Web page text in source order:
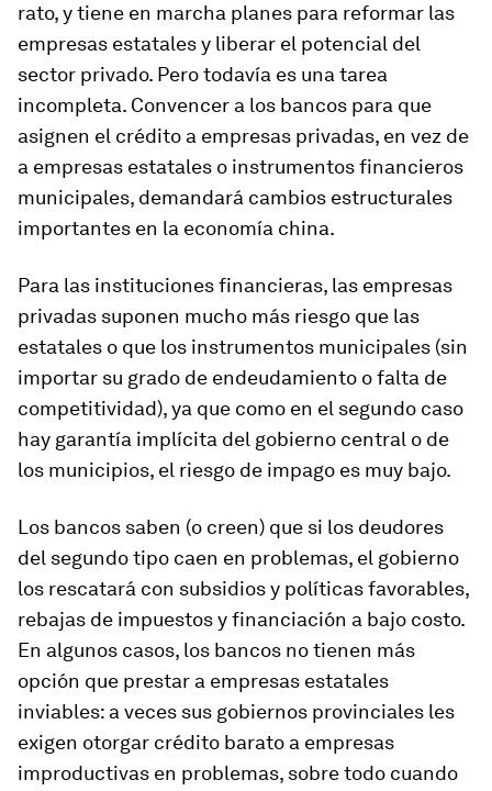
rato, y tiene en marcha planes para reformar las
empresas estatales y liberar el potencial del
sector privado. Pero todavía es una tarea
incompleta. Convencer a los bancos para que
asignen el crédito a empresas privadas, en vez de
a empresas estatales o instrumentos financieros
municipales, demandará cambios estructurales
importantes en la economía china.
Para las instituciones financieras, las empresas
privadas suponen mucho más riesgo que las
estatales o que los instrumentos municipales (sin
importar su grado de endeudamiento o falta de
competitividad), ya que como en el segundo caso
hay garantía implícita del gobierno central o de
los municipios, el riesgo de impago es muy bajo.
Los bancos saben (o creen) que si los deudores
del segundo tipo caen en problemas, el gobierno
los rescatará con subsidios y políticas favorables,
rebajas de impuestos y financiación a bajo costo.
En algunos casos, los bancos no tienen más
opción que prestar a empresas estatales
inviables: a veces sus gobiernos provinciales les
exigen otorgar crédito barato a empresas
improductivas en problemas, sobre todo cuando